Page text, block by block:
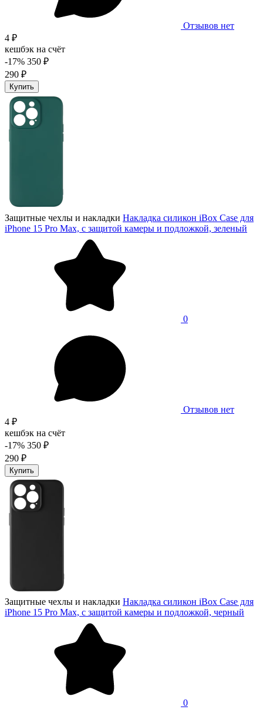
Отзывов нет
4 ₽
кешбэк на счёт
-17% 350 ₽
290 ₽
Купить
Защитные чехлы и накладки Накладка силикон iBox Case для
iPhone 15 Pro Max, с защитой камеры и подложкой, зеленый
0
Отзывов нет
4 ₽
кешбэк на счёт
-17% 350 ₽
290 ₽
Купить
Защитные чехлы и накладки Накладка силикон iBox Case для
iPhone 15 Pro Max, с защитой камеры и подложкой, черный
0